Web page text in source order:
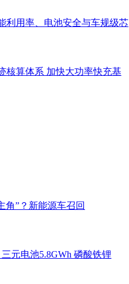
利用率、电池安全与车规级芯
核算体系 加快大功率快充基
角”？新能源车召回
元电池5.8GWh 磷酸铁锂